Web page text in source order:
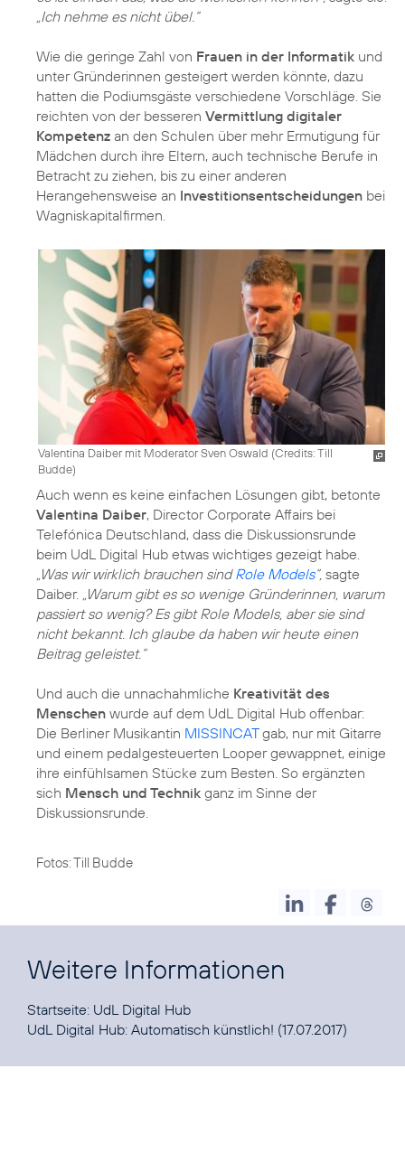
„Ich nehme es nicht übel.“
Wie die geringe Zahl von Frauen in der Informatik und
unter Gründerinnen gesteigert werden könnte, dazu
hatten die Podiumsgäste verschiedene Vorschläge. Sie
reichten von der besseren Vermittlung digitaler
Kompetenz an den Schulen über mehr Ermutigung für
Mädchen durch ihre Eltern, auch technische Berufe in
Betracht zu ziehen, bis zu einer anderen
Herangehensweise an Investitionsentscheidungen bei
Wagniskapitalfirmen.
Valentina Daiber mit Moderator Sven Oswald (Credits: Till
Budde)
Auch wenn es keine einfachen Lösungen gibt, betonte
Valentina Daiber, Director Corporate Affairs bei
Telefónica Deutschland, dass die Diskussionsrunde
„Was wir wirklich brauchen sindRole Models“, sagte
Daiber. „Warum gibt es so wenige Gründerinnen, warum
passiert so wenig? Es gibt Role Models, aber sie sind
nicht bekannt. Ich glaube da haben wir heute einen
Beitrag geleistet.“
Und auch die unnachahmliche Kreativität des
Menschen wurde auf dem UdL Digital Hub offenbar:
Die Berliner Musikantin MISSINCATgab, nur mit Gitarre
und einem pedalgesteuerten Looper gewappnet, einige
ihre einfühlsamen Stücke zum Besten. So ergänzten
sich Mensch und Technik ganz im Sinne der
Diskussionsrunde.
Fotos: Till Budde
Weitere Informationen
Startseite: UdL Digital Hub
UdL Digital Hub: Automatisch künstlich! (17.07.2017)